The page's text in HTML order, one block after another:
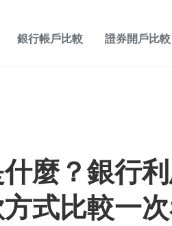
銀行帳戶比較 證券開戶比較
麼？銀行
式比較一